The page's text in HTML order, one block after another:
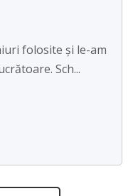
folosite și le-am
Sch...